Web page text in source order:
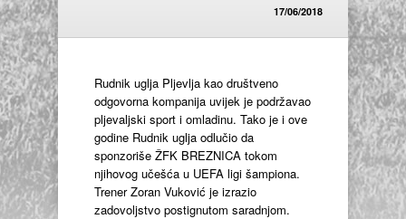
17/06/2018
Rudnik uglja Pljevlja kao društveno
odgovorna kompanija uvijek je podržavao
pljevaljski sport i omladinu. Tako je i ove
godine Rudnik uglja odlučio da
sponzoriše ŽFK BREZNICA tokom
njihovog učešća u UEFA ligi šampiona.
Trener Zoran Vuković je izrazio
zadovoljstvo postignutom saradnjom.